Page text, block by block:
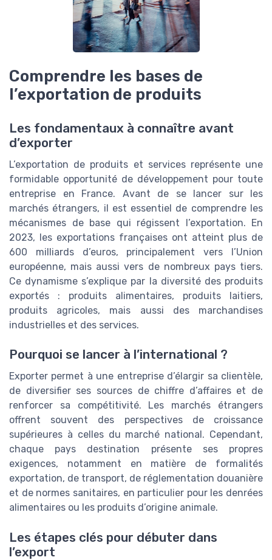
Comprendre les bases de
l’exportation de produits
Les fondamentaux à connaître avant
d’exporter
L’exportation de produits et services représente une
formidable opportunité de développement pour toute
entreprise en France. Avant de se lancer sur les
marchés étrangers, il est essentiel de comprendre les
mécanismes de base qui régissent l’exportation. En
2023, les exportations françaises ont atteint plus de
600 milliards d’euros, principalement vers l’Union
européenne, mais aussi vers de nombreux pays tiers.
Ce dynamisme s’explique par la diversité des produits
exportés : produits alimentaires, produits laitiers,
produits agricoles, mais aussi des marchandises
industrielles et des services.
Pourquoi se lancer à l’international ?
Exporter permet à une entreprise d’élargir sa clientèle,
de diversifier ses sources de chiffre d’affaires et de
renforcer sa compétitivité. Les marchés étrangers
offrent souvent des perspectives de croissance
supérieures à celles du marché national. Cependant,
chaque pays destination présente ses propres
exigences, notamment en matière de formalités
exportation, de transport, de réglementation douanière
et de normes sanitaires, en particulier pour les denrées
alimentaires ou les produits d’origine animale.
Les étapes clés pour débuter dans
l’export